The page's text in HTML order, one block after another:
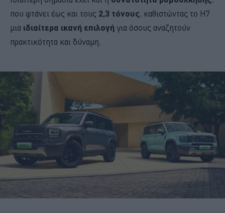
που φτάνει έως και τους 2,3 τόνους, καθιστώντας το H7
μια ιδιαίτερα ικανή επιλογή για όσους αναζητούν
πρακτικότητα και δύναμη.